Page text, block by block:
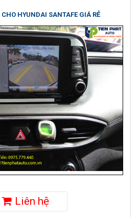
HYUNDAI SANTAFE GIÁ RẺ
Liên hệ